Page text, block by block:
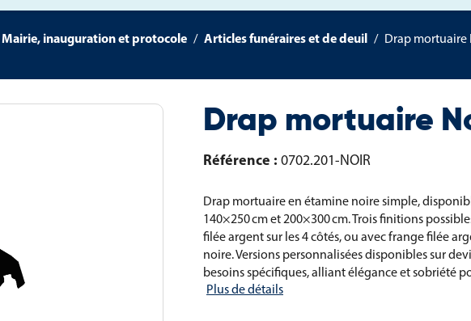
Mairie, inauguration et protocole Articles funéraires et de deuil Drap mortuaire
Drap mortuaire
Référence : 0702.201-NOIR
Drap mortuaire en étamine noire simple,
140×250 cm et 200×300 cm. Trois finitions
filée argent sur les 4 côtés, ou avec frange filée
noire. Versions personnalisées disponibles sur
besoins spécifiques, alliant élégance et sobriété
Plus de détails